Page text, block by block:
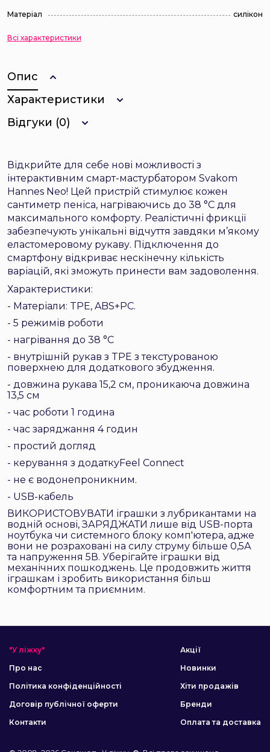
Матеріал силікон
Всі характеристики
Опис
Характеристики
Відгуки (0)
Відкрийте для себе нові можливості з
інтерактивним смарт-мастурбатором Svakom
Hannes Neo! Цей пристрій стимулює кожен
сантиметр пеніса, нагріваючись до 38 °C для
максимального комфорту. Реалістичні фрикції
забезпечують унікальні відчуття завдяки м’якому
еластомеровому рукаву. Підключення до
смартфону відкриває нескінечну кількість
варіацій, які зможуть принести вам задоволення.
Характеристики:
- Матеріали: TPE, ABS+PC.
- 5 режимів роботи
- нагрівання до 38 °C
- внутрішній рукав з TPE з текстурованою
поверхнею для додаткового збудження.
- довжина рукава 15,2 см, проникаюча довжина
13,5 см
- час роботи 1 година
- час заряджання 4 годин
- простий догляд
- керування з додаткуFeel Connect
- не є водонепроникним.
- USB-кабель
ВИКОРИСТОВУВАТИ іграшки з лубрикантами на
водній основі, ЗАРЯДЖАТИ лише від USB-порта
ноутбука чи системного блоку комп'ютера, адже
вони не розраховані на силу струму більше 0,5А
та напруження 5В. Уберігайте іграшки від
механічних пошкоджень. Це продовжить життя
іграшкам і зробить використання більш
комфортним та приємним.
"У ліжку"
Про нас
Політика конфіденційності
Договір публічної оферти
Контакти
Акції
Новинки
Хіти продажів
Бренди
Оплата та доставка